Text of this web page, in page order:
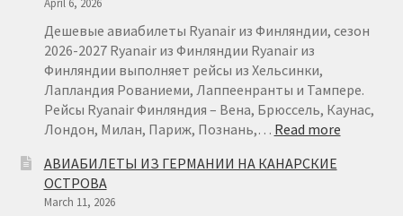
April 6, 2026
Дешевые авиабилеты Ryanair из Финляндии, сезон
2026-2027 Ryanair из Финляндии Ryanair из
Финляндии выполняет рейсы из Хельсинки,
Лапландия Рованиеми, Лаппеенранты и Тампере.
Рейсы Ryanair Финляндия – Вена, Брюссель, Каунас,
Лондон, Милан, Париж, Познань,… Read more:
АВИАБИЛЕТЫ ИЗ ГЕРМАНИИ НА КАНАРСКИЕ
ОСТРОВА
March 11, 2026